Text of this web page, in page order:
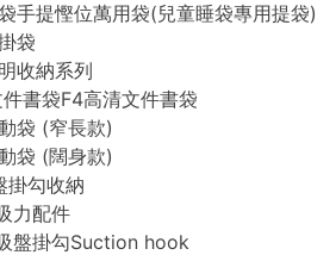
手提慳位萬用袋(兒童睡袋專用提袋)
袋
收納系列
書袋F4高清文件書袋
袋 (窄長款)
袋 (闊身款)
掛勾收納
力配件
盤掛勾Suction hook